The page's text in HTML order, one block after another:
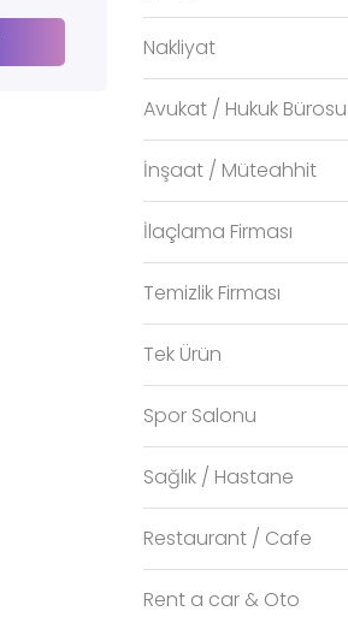
Nakliyat
Avukat / Hukuk Bürosu
İnşaat / Müteahhit
İlaçlama Firması
Temizlik Firması
Tek Ürün
Spor Salonu
Sağlık / Hastane
Restaurant / Cafe
Rent a car & Oto